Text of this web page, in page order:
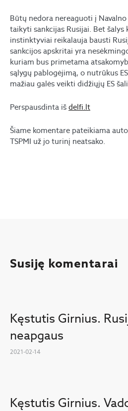
Būtų nedora nereaguoti į
taikyti sankcijas Rusijai. Bet šalys
instinktyviai reikalauja bausti
sankcijos apskritai yra
kuriam bus primetama
sąlygų pablogėjimą, o nutrūkus
mažiau galės veikti didžiųjų ES
Perspausdinta iš delfi.lt
Šiame komentare pateikiama
TSPMI už jo turinį neatsako.
Susiję komentarai
Kęstutis Girnius.
neapgaus
2021-02-14
Kęstutis Girnius.